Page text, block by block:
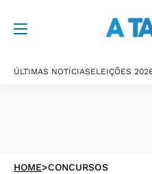
ÚLTIMAS NOTÍCIASELEIÇÕES
HOME>CONCURSOS